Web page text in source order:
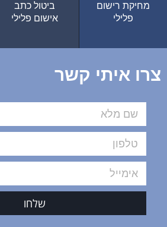
מחיקת רישום
פלילי
ביטול כתב
אישום פלילי
צרו איתי קשר
שלחו